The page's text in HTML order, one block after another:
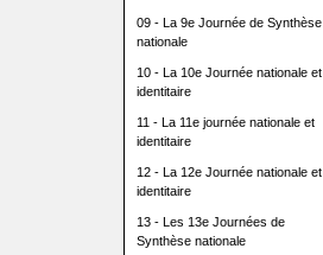
09 - La 9e Journée de Synthèse
nationale
10 - La 10e Journée nationale et
identitaire
11 - La 11e journée nationale et
identitaire
12 - La 12e Journée nationale et
identitaire
13 - Les 13e Journées de
Synthèse nationale